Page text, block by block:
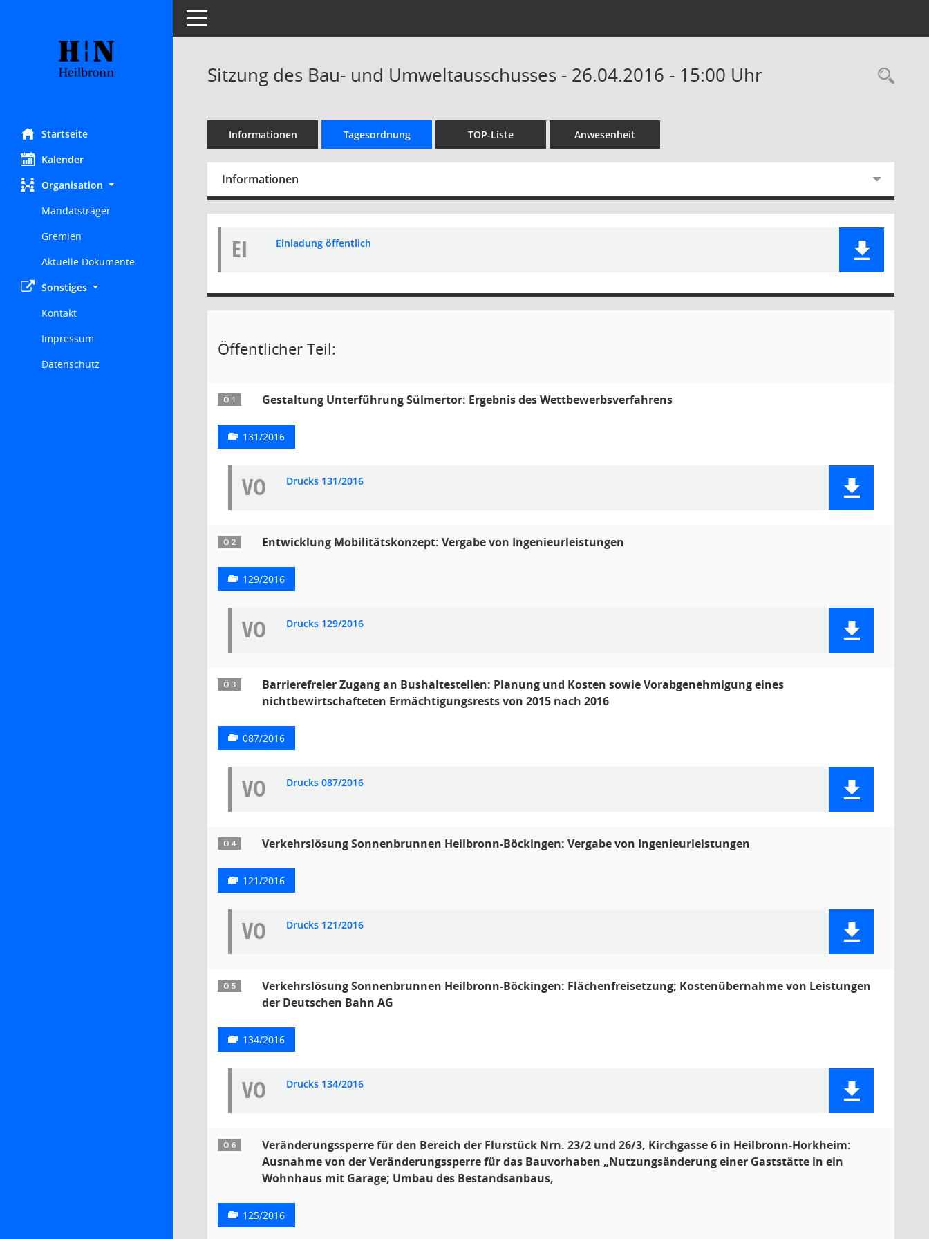
Startseite
Kalender
Organisation
Mandatsträger
Gremien
Aktuelle Dokumente
Sonstiges
Kontakt
Impressum
Datenschutz
Toggle navigation
Sitzung des Bau- und Umweltausschusses - 26.04.2016 - 15:00 Uhr
Informationen Tagesordnung TOP-Liste Anwesenheit
Informationen
EI Einladung öffentlich
Öffentlicher Teil:
Ö 1 Gestaltung Unterführung Sülmertor: Ergebnis des Wettbewerbsverfahrens
131/2016
VO Drucks 131/2016
Ö 2 Entwicklung Mobilitätskonzept: Vergabe von Ingenieurleistungen
129/2016
VO Drucks 129/2016
Ö 3
Barrierefreier Zugang an Bushaltestellen: Planung und Kosten sowie Vorabgenehmigung eines
nichtbewirtschafteten Ermächtigungsrests von 2015 nach 2016
087/2016
VO Drucks 087/2016
Ö 4 Verkehrslösung Sonnenbrunnen Heilbronn-Böckingen: Vergabe von Ingenieurleistungen
121/2016
VO Drucks 121/2016
Ö 5
Verkehrslösung Sonnenbrunnen Heilbronn-Böckingen: Flächenfreisetzung; Kostenübernahme von Leistungen
der Deutschen Bahn AG
134/2016
VO Drucks 134/2016
Ö 6
Veränderungssperre für den Bereich der Flurstück Nrn. 23/2 und 26/3, Kirchgasse 6 in Heilbronn-Horkheim:
Ausnahme von der Veränderungssperre für das Bauvorhaben „Nutzungsänderung einer Gaststätte in ein
Wohnhaus mit Garage; Umbau des Bestandsanbaus,
125/2016